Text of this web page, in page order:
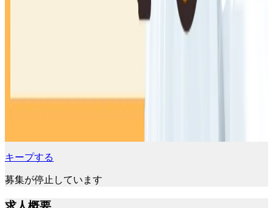
キープする
募集が停止しています